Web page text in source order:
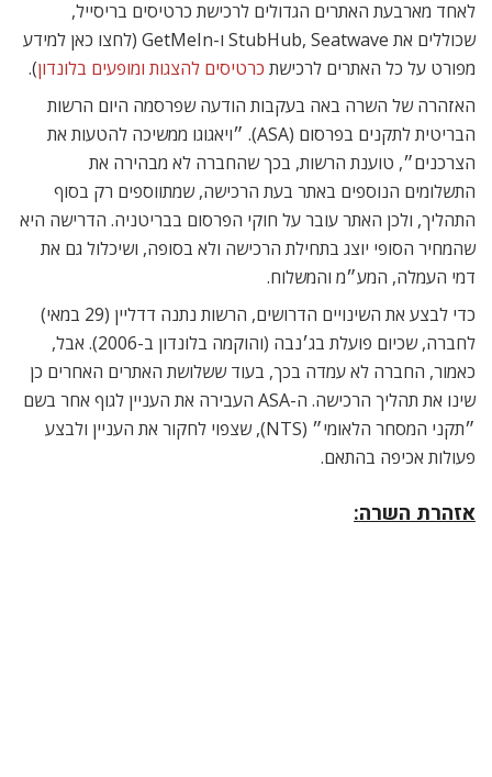
לאחד מארבעת האתרים הגדולים לרכישת כרטיסים בריסייל,
שכוללים את StubHub, Seatwave ו-GetMeIn (לחצו כאן למידע
מפורט על כל האתרים לרכישת כרטיסים להצגות ומופעים בלונדון).
האזהרה של השרה באה בעקבות הודעה שפרסמה היום הרשות
הבריטית לתקנים בפרסום (ASA). ״ויאגוגו ממשיכה להטעות את
הצרכנים״, טוענת הרשות, בכך שהחברה לא מבהירה את
התשלומים הנוספים באתר בעת הרכישה, שמתווספים רק בסוף
התהליך, ולכן האתר עובר על חוקי הפרסום בבריטניה. הדרישה היא
שהמחיר הסופי יוצג בתחילת הרכישה ולא בסופה, ושיכלול גם את
דמי העמלה, המע״מ והמשלוח.
כדי לבצע את השינויים הדרושים, הרשות נתנה דדליין (29 במאי)
לחברה, שכיום פועלת בג׳נבה (והוקמה בלונדון ב-2006). אבל,
כאמור, החברה לא עמדה בכך, בעוד ששלושת האתרים האחרים כן
שינו את תהליך הרכישה. ה-ASA העבירה את העניין לגוף אחר בשם
״תקני המסחר הלאומי״ (NTS), שצפוי לחקור את העניין ולבצע
פעולות אכיפה בהתאם.
אזהרת השרה: